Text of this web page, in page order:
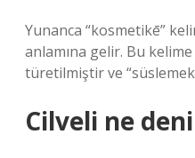
Yunanca “kosmetikē”
anlamına gelir. Bu
türetilmiştir ve
Cilveli ne